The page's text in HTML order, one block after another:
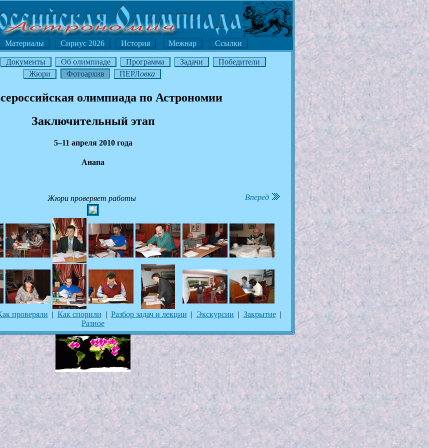
Материалы Сириус 2026 История Межнар Ссылки
Документы Об олимпиаде Программа Задачи
Победители
Жюри
Фотоархив ПЕРЛовка
олимпиада по Астрономии
Заключительный этап
5–11 апреля 2010 года
Анапа
Жюри проверяет работы Вперед
проверяли | Как спорили | Разбор задач и лекции | Экскурсии | Закрытие|
Разное